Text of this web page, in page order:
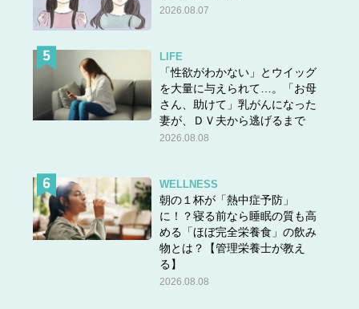
2026.08.07
LIFE
「性欲がわかない」とウイッグ
を大量に与えられて…。「お母
さん、助けて」乳がんになった
妻が、ＤＶ夫から逃げるまで
2026.08.08
WELLNESS
朝の１杯が「熱中症予防」
に！？寝る前なら睡眠の質も高
める「ほぼ完全栄養食」の飲み
物とは？【管理栄養士が教え
る】
2026.08.08